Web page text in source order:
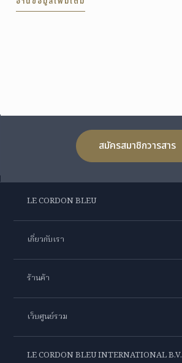
สมัครสมาชิกวารสาร
LE CORDON BLEU
เกี่ยวกับเรา
ร้านค้า
เว็บศูนย์รวม
LE CORDON BLEU INTERNATIONAL B.V.